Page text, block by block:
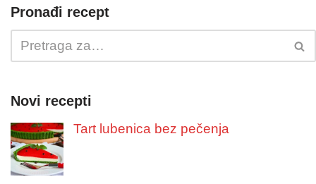
Pronađi recept
Novi recepti
Tart lubenica bez pečenja